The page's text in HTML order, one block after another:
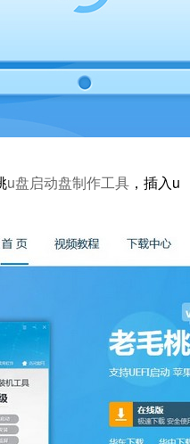
u盘启动盘制作工具 ，插入u